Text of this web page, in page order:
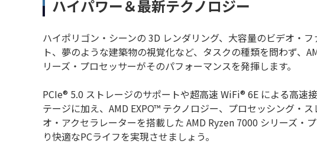
ハイパワー＆最新テクノロジー
ハイポリゴン・シーンの 3D レンダリング、大容量のビデオ・
ト、夢のような建築物の視覚化など、タスクの種類を問わず、
リーズ・プロセッサーがそのパフォーマンスを発揮します。
PCIe® 5.0 ストレージのサポートや超高速 WiFi® 6E による高速
テージに加え、AMD EXPO™ テクノロジー、プロセッシング・
オ・アクセラレーターを搭載した AMD Ryzen 7000 シリーズ・
り快適なPCライフを実現させましょう。